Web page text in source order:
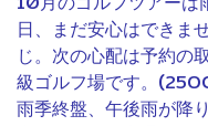
日、まだ安心はできま
じ。次の心配は予約の
級ゴルフ場です。
雨季終盤、午後雨が降